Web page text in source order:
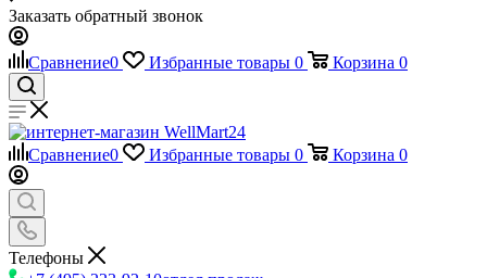
Заказать обратный звонок
Сравнение0 Избранные товары 0 Корзина 0
Сравнение0 Избранные товары 0 Корзина 0
Телефоны